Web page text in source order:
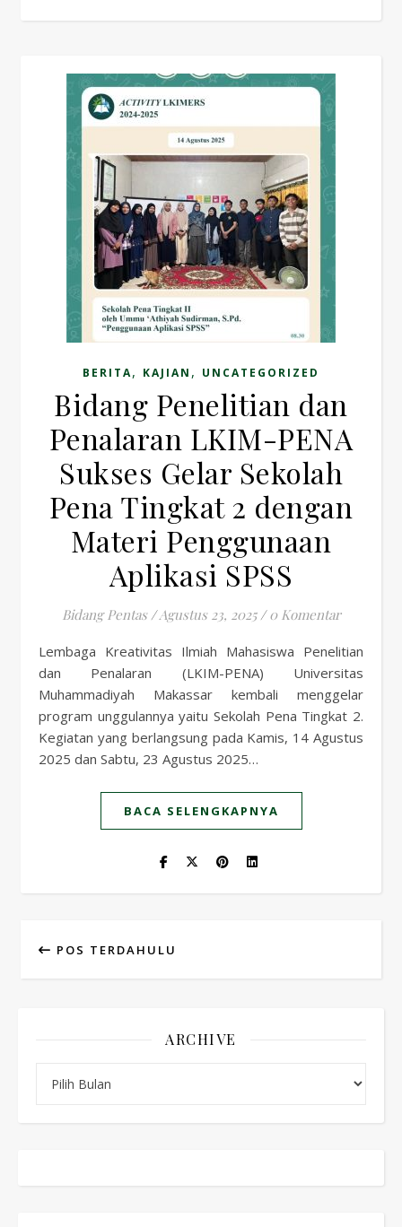
BERITA, KAJIAN , UNCATEGORIZED
Bidang Penelitian dan
Penalaran LKIM-PENA
Sukses Gelar Sekolah
Pena Tingkat 2 dengan
Materi Penggunaan
Aplikasi SPSS
Bidang Pentas /Agustus 23, 2025 / 0 Komentar
Lembaga Kreativitas Ilmiah Mahasiswa Penelitian
dan Penalaran (LKIM-PENA) Universitas
Muhammadiyah Makassar kembali menggelar
program unggulannya yaitu Sekolah Pena Tingkat 2.
Kegiatan yang berlangsung pada Kamis, 14 Agustus
2025 dan Sabtu, 23 Agustus 2025…
BACA SELENGKAPNYA
POS TERDAHULU
ARCHIVE